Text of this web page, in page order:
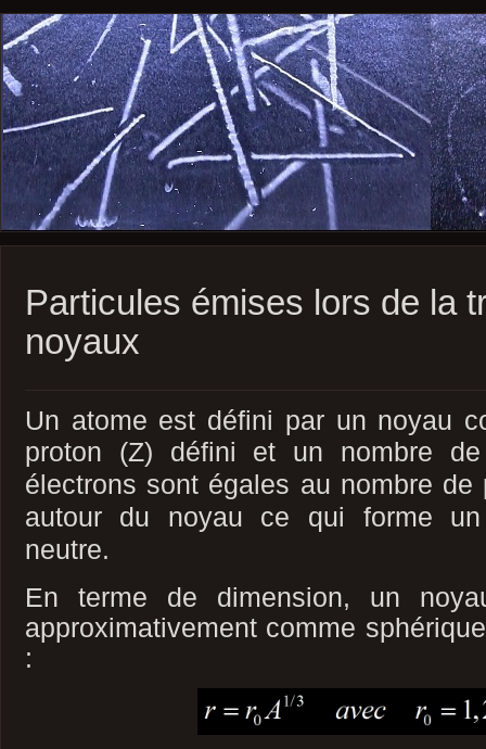
Particules émises lors de la
noyaux
Un atome est défini par un noyau
proton (Z) défini et un nombre
électrons sont égales au nombre
autour du noyau ce qui forme un
neutre.
En terme de dimension, un
approximativement comme
: